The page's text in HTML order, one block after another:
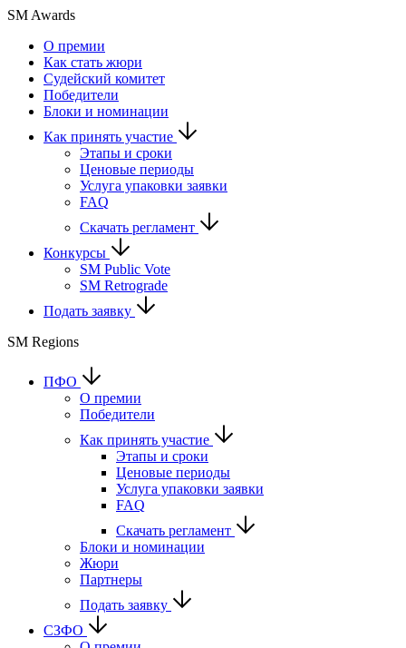
SM Awards
О премии
Как стать жюри
Судейский комитет
Победители
Блоки и номинации
Как принять участие
Этапы и сроки
Ценовые периоды
Услуга упаковки заявки
FAQ
Скачать регламент
Конкурсы
SM Public Vote
SM Retrograde
Подать заявку
SM Regions
ПФО
О премии
Победители
Как принять участие
Этапы и сроки
Ценовые периоды
Услуга упаковки заявки
FAQ
Скачать регламент
Блоки и номинации
Жюри
Партнеры
Подать заявку
СЗФО